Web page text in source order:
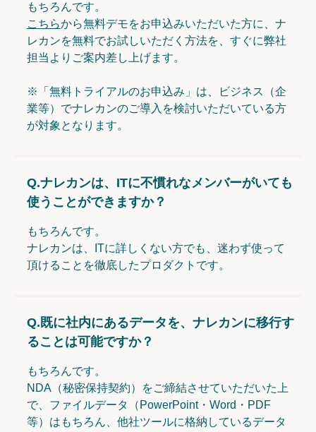
もちろんです。
こちらから無料デモをお申込みいただいた方に、ナ
レカンを無料でお試しいただく方法を、すぐに弊社
担当よりご案内差し上げます。
※「無料トライアルのお申込み」は、ビジネス（企
業等）でナレカンのご導入を検討いただいている方
が対象となります。
Q.ナレカンは、ITに不慣れなメンバーがいても
使うことができますか？
もちろんです。
ナレカンは、ITに詳しくない方でも、迷わず使って
頂けることを徹底したプロダクトです。
Q.既に社内にあるデータを、ナレカンに移行す
ることは可能ですか？
もちろんです。
NDA（秘密保持契約）をご締結させていただいた上
で、ファイルデータ（PowerPoint・Word・PDF
等）はもちろん、他社ツールに格納しているデータ